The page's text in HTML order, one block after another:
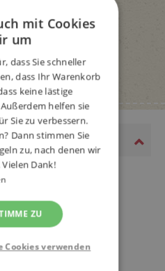
(Privacy Policy)
mit Cookies
um
dass Sie schneller
dass Ihr Warenkorb
keine lästige
helfen sie
Sie zu verbessern.
Dann stimmen Sie
zu, nach denen wir
Dank!
ZU
Cookies verwenden